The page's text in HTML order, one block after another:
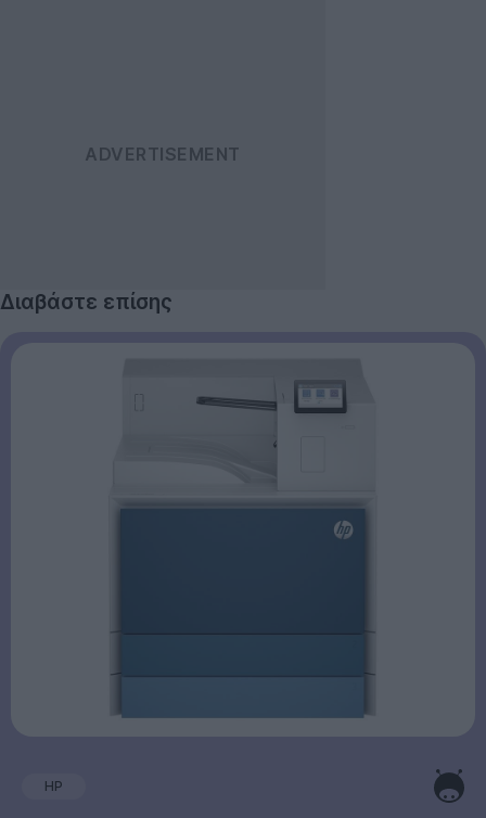
Διαβάστε επίσης
HP